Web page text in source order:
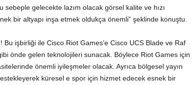
sebeple gelecekte lazım olacak görsel kalite ve hızı
bir altyapı inşa etmek oldukça önemli” şeklinde konuştu.
işbirliği ile Cisco Riot Games’e Cisco UCS Blade ve Raf
önde gelen teknolojileri sunacak. Böylece Riot Games için
önemli iyileşmeler olacak. Ayrıca bölgesel yayın
küresel e spor için hizmet edecek esnek bir